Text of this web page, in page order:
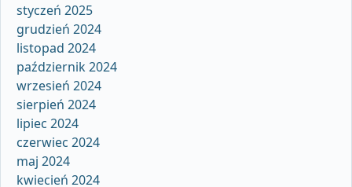
styczeń 2025
grudzień 2024
listopad 2024
październik 2024
wrzesień 2024
sierpień 2024
lipiec 2024
czerwiec 2024
maj 2024
kwiecień 2024